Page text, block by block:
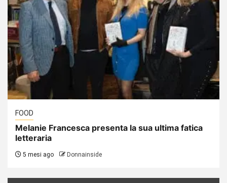
FOOD
Melanie Francesca presenta la sua ultima fatica
letteraria
5 mesi ago Donnainside